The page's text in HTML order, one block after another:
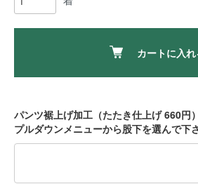
カートに入れ
パンツ裾上げ加工（たたき仕上げ 660円
プルダウンメニューから股下を選んで下さ